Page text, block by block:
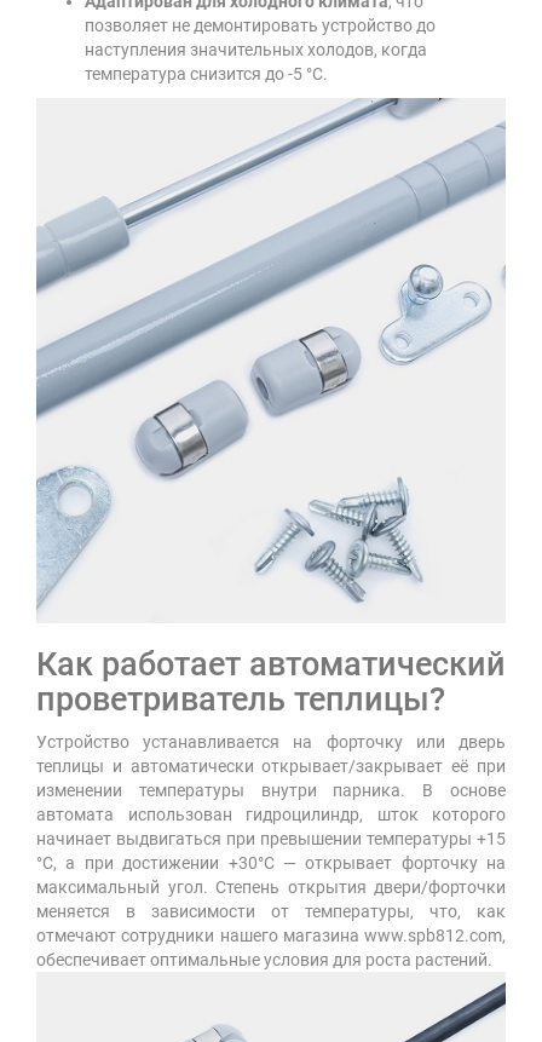
позволяет не демонтировать устройство до
наступления значительных холодов, когда
температура снизится до -5 °С.
Как работает автоматический
проветриватель теплицы?
Устройство устанавливается на форточку или дверь
теплицы и автоматически открывает/закрывает её при
изменении температуры внутри парника. В основе
автомата использован гидроцилиндр, шток которого
начинает выдвигаться при превышении температуры +15
°C, а при достижении +30°C — открывает форточку на
максимальный угол. Степень открытия двери/форточки
меняется в зависимости от температуры, что, как
отмечают сотрудники нашего магазина www.spb812.com,
обеспечивает оптимальные условия для роста растений.